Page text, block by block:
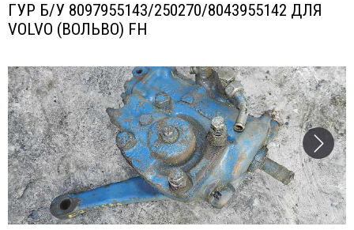
ГУР Б/У 8097955143/250270/8043955142 ДЛЯ
VOLVO (ВОЛЬВО) FH